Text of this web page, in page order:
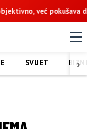
na Vučijaku
›
SVIJET